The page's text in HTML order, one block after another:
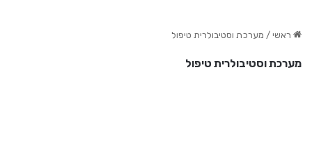
ראשי / מערכת וסטיבולרית טיפול
מערכת וסטיבולרית טיפול